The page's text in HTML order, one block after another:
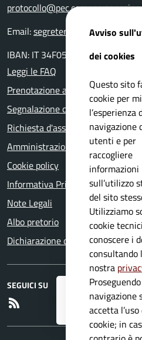
Registrati ai servizi
aggiornamenti
Email:
IBAN: IT 34F0511654000
Leggi le FAQ
Prenotazione appuntamento
Segnalazione disservizio
Richiesta d'assistenza
Amministrazione trasparente
Cookie policy
Informativa Privacy
Note Legali
Albo pretorio
Dichiarazione di accessibilità
SEGUICI SU
Avviso
dei cookies
Questo sito
cookie per
l’esperienza
navigazione
utenti e per
raccogliere
informazioni
sull’utilizzo
del sito
Utilizziamo
cookie
conoscere i
consultando
nostra
navigazione
accetta l’uso
cookie; in